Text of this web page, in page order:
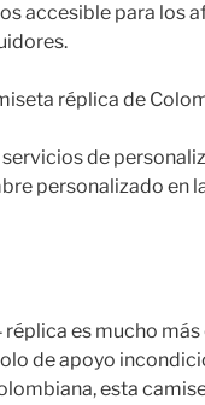
accesible para los
réplica de
de
personalizado en
es mucho
de apoyo
esta